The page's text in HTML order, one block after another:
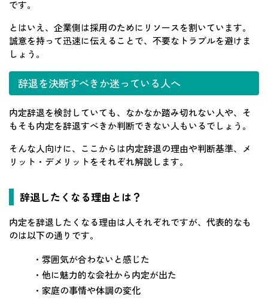
です。
とはいえ、企業側は採用のためにリソースを割いています。
誠意を持って迅速に伝えることで、不要なトラブルを避けま
しょう。
辞退を決断すべきか迷っている人へ
内定辞退を検討していても、なかなか踏み切れない人や、そ
もそも内定を辞退すべきか判断できない人もいるでしょう。
そんな人向けに、ここからは内定辞退の理由や判断基準、メ
リット・デメリットをそれぞれ解説します。
辞退したくなる理由とは？
内定を辞退したくなる理由は人それぞれですが、代表的なも
のは以下の通りです。
・雰囲気が合わないと感じた
・他に魅力的な会社から内定が出た
・家庭の事情や体調の変化